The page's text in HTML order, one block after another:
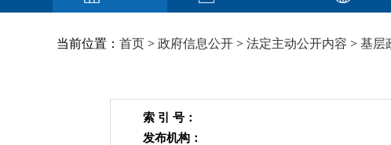
当前位置： 首页 > 政府信息公开 > 法定主动公开内容 > 基层
索 引 号：
发布机构：